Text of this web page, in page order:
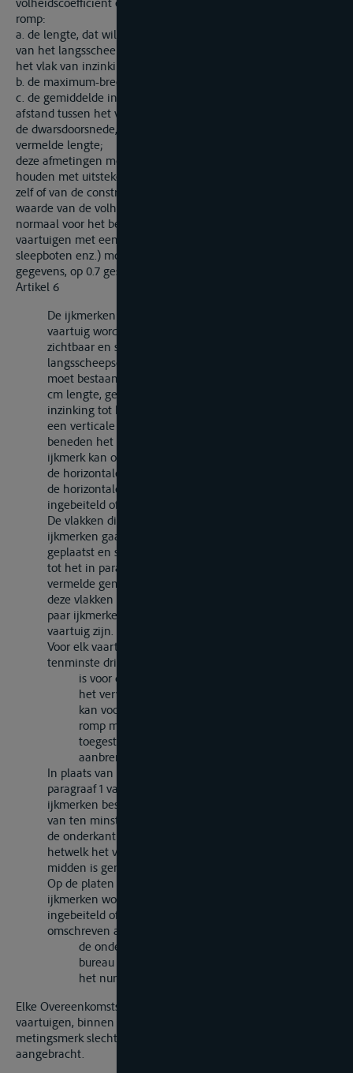
romp:
a. de lengte, dat wil zeggen de afstand tussen de snijpunten
van het langsscheepse middenvlak met de kromme lijn die
het vlak van inzinking begrenst;
b. de maximum-breedte in het vlak van inzinking;
c. de gemiddelde inzinking, dat wil zeggen de verticale
afstand tussen het vlak van inzinking en het laagste punt van
de dwarsdoorsnede, gelegen op het midden van de onder
vermelde lengte;
deze afmetingen moeten worden bepaald, zonder rekening te
houden met uitstekende delen van de romp, aan het vaartuig
zelf of van de constructietekeningen, waarbij de aangenomen
waarde van de volheidscoëfficiënt zodanig moet zijn als
normaal voor het betreffende type vaartuig geldt; voor de
vaartuigen met een scherpe vorm (passagiersschepen,
sleepboten enz.) moet deze waarde, bij gebrek aan andere
gegevens, op 0.7 gesteld worden.
Artikel 6
De ijkmerken moeten in paren op de zijden van het
vaartuig worden aangebracht; zij dienen duidelijk
zichtbaar en symmetrisch ten opzichte van het
langsscheepse middenvlak te zijn geplaatst. Ieder merk
moet bestaan uit een horizontale lijn van ten minste 30
cm lengte, geplaatst ter hoogte van het vlak van
inzinking tot hetwelk het vaartuig is gemeten en uit
een verticale lijn van 20 cm lengte, geplaatst loodrecht
beneden het midden van de horizontale lijn; het
ijkmerk kan ook aangevuld worden met lijnen die met
de horizontale lijn een rechthoek vormen, waarvan dan
de horizontale lijn de onderzijde is. De lijnen worden
ingebeiteld of gecenterd.
De vlakken die door de verticale lijnen van de
ijkmerken gaan, moeten op gelijke afstand uit elkaar
geplaatst en symmetrisch verdeeld zijn met betrekking
tot het in paragraaf 4 van artikel 4 van deze Bijlage
vermelde gemiddelde zwaartepunt. De afstand tussen
deze vlakken moet voor een vaartuig, voorzien van n
paar ijkmerken, ongeveer l/n van de lengte van het
vaartuig zijn.
Voor elk vaartuig is het aantal paren ijkmerken
tenminste drie. Evenwel
is voor de vaartuigen die niet bestemd zijn voor
het vervoer van goederen één paar voldoende;
kan voor de vaartuigen waarvan de lengte van de
romp minder dan 40 m bedraagt worden
toegestaan dat men slechts twee paar merken
aanbrengt.
In plaats van te zijn uitgevoerd op de wijze als in
paragraaf 1 van dit artikel is omschreven, kunnen de
ijkmerken bestaan uit een duurzaam bevestigde plaat
van ten minste 30 cm lengte en 4 cm hoogte, waarvan
de onderkant gelijk is met het vlak van inzinking tot
hetwelk het vaartuig is gemeten en waarvan het
midden is gemerkt door een verticale lijn.
Op de platen die de ijkmerken vormen of bij de andere
ijkmerken wordt, in duidelijke tekens, een metingsmerk
ingebeiteld of gecenterd, bestaande uit de hierna
omschreven aanduidingen:
de onderscheidingsletters of -nummers van het
bureau dat de meetbrief uitgeeft;
het nummer van de meetbrief.
Elke Overeenkomstsluitende Partij kan echter voor de
vaartuigen, binnen zijn gebied gemeten, voorschrijven dat dit
metingsmerk slechts op één paar ijkmerken wordt
aangebracht.